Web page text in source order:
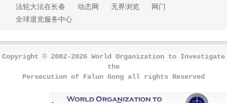
法轮大法在长春
动态网 无界浏览
网门
全球退党服务中心
Copyright © 2002-2026 World Organization to Investigate
the
Persecution of Falun Gong all rights Reserved